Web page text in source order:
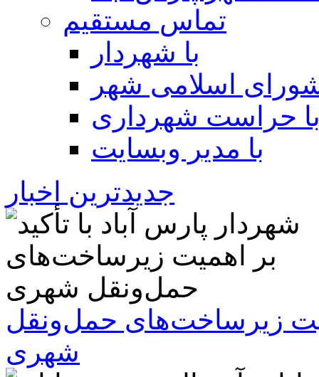
تماس مستقیم
با شهردار
اسلامی شهر
حراست شهرداری
با مدیر وبسایت
جدیدترین اخبار
زیرساخت‌های حمل‌ونقل
شهری